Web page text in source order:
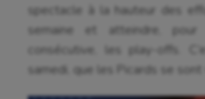
spectacle à la hauteur des
semaine et atteindre, pour
consécutive, les play-offs.
samedi, que les Picards se sont